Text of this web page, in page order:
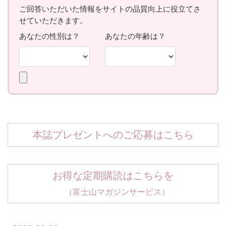
本誌プレゼントへのご応募はこちら
お得な定期購読はこちらを
（富士山マガジンサービス）